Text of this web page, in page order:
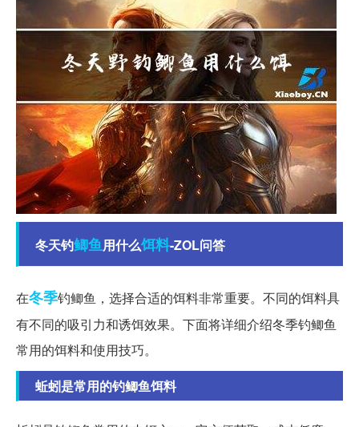
冬天钓鲫鱼用什么饵料-ZOL问答
在冬季钓鲫鱼，选择合适的饵料非常重要。不同的饵料具
有不同的吸引力和诱饵效果。下面将详细介绍冬季钓鲫鱼
常用的饵料和使用技巧。
蚯蚓是常用的钓鲫鱼饵料